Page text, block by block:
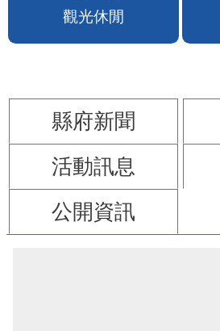
觀光休閒
縣府新聞
活動訊息
公開資訊